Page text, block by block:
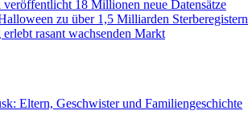
18 Millionen neue Datensätze
zu über 1,5 Milliarden Sterberegistern
rasant wachsenden Markt
Eltern, Geschwister und Familiengeschichte